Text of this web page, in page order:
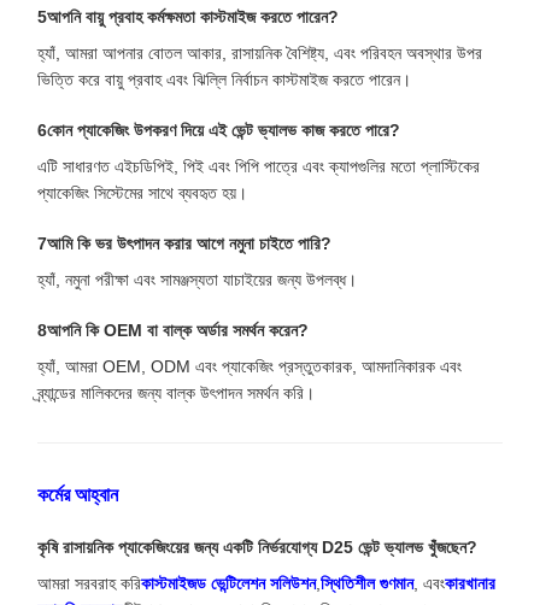
5আপনি বায়ু প্রবাহ কর্মক্ষমতা কাস্টমাইজ করতে পারেন?
হ্যাঁ, আমরা আপনার বোতল আকার, রাসায়নিক বৈশিষ্ট্য, এবং পরিবহন অবস্থার উপর
ভিত্তি করে বায়ু প্রবাহ এবং ঝিল্লি নির্বাচন কাস্টমাইজ করতে পারেন।
6কোন প্যাকেজিং উপকরণ দিয়ে এই ভেন্ট ভ্যালভ কাজ করতে পারে?
এটি সাধারণত এইচডিপিই, পিই এবং পিপি পাত্রে এবং ক্যাপগুলির মতো প্লাস্টিকের
প্যাকেজিং সিস্টেমের সাথে ব্যবহৃত হয়।
7আমি কি ভর উৎপাদন করার আগে নমুনা চাইতে পারি?
হ্যাঁ, নমুনা পরীক্ষা এবং সামঞ্জস্যতা যাচাইয়ের জন্য উপলব্ধ।
8আপনি কি OEM বা বাল্ক অর্ডার সমর্থন করেন?
হ্যাঁ, আমরা OEM, ODM এবং প্যাকেজিং প্রস্তুতকারক, আমদানিকারক এবং
ব্র্যান্ডের মালিকদের জন্য বাল্ক উৎপাদন সমর্থন করি।
কর্মের আহ্বান
কৃষি রাসায়নিক প্যাকেজিংয়ের জন্য একটি নির্ভরযোগ্য D25 ভেন্ট ভ্যালভ খুঁজছেন?
আমরা সরবরাহ করিকাস্টমাইজড ভেন্টিলেশন সলিউশন,স্থিতিশীল গুণমান, এবংকারখানার